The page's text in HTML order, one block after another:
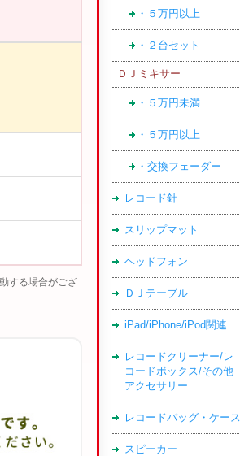
・５万円以上
・２台セット
ＤＪミキサー
・５万円未満
・５万円以上
・交換フェーダー
レコード針
スリップマット
ヘッドフォン
ＤＪテーブル
iPad/iPhone/iPod関連
レコードクリーナー/レ
コードボックス/その他
アクセサリー
レコードバッグ・ケース
スピーカー
する場合がござ